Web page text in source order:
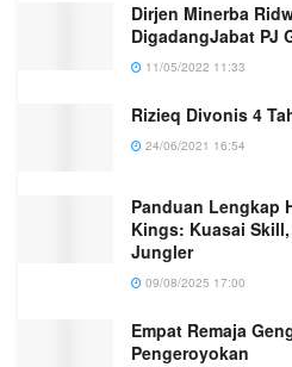
Dirjen Minerba
DigadangJabat PJ
11/05/2022 11:33
Rizieq Divonis 4
24/06/2021 16:54
Panduan Lengkap
Kings: Kuasai
Jungler
09/08/2025 17:00
Empat Remaja
Pengeroyokan